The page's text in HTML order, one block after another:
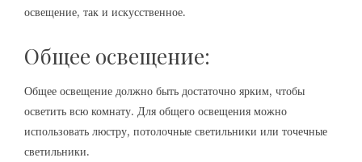
освещение, так и искусственное.
Общее освещение:
Общее освещение должно быть достаточно ярким, чтобы
осветить всю комнату. Для общего освещения можно
использовать люстру, потолочные светильники или точечные
светильники.